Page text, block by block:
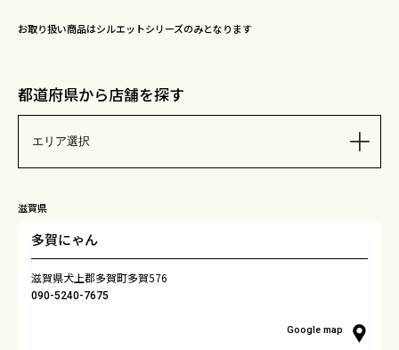
お取り扱い商品はシルエットシリーズのみとなります
都道府県から店舗を探す
滋賀県
多賀にゃん
滋賀県犬上郡多賀町多賀576
090-5240-7675
Google map